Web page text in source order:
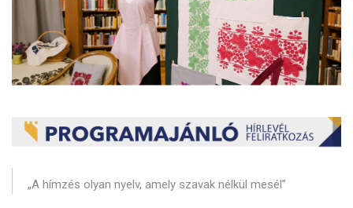
„A hímzés olyan nyelv, amely szavak nélkül mesél”